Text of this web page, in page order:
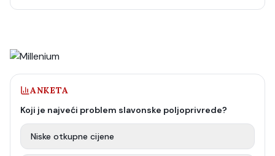
ANKETA
Koji je najveći problem slavonske poljoprivrede?
Niske otkupne cijene